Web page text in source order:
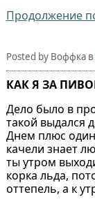
Продолжение
Posted by Воффка в
КАК Я ЗА
Дело было в
такой выдался
Днем плюс
качели знает
ты утром
корка льда,
оттепель, а к